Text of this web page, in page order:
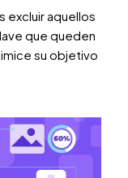
excluir aquellos
que queden
su objetivo